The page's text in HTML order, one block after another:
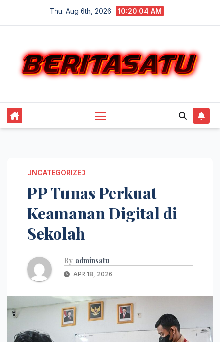
Thu. Aug 6th, 2026 10:20:04 AM
UNCATEGORIZED
PP Tunas Perkuat
Keamanan Digital di
Sekolah
By adminsatu
APR 18, 2026